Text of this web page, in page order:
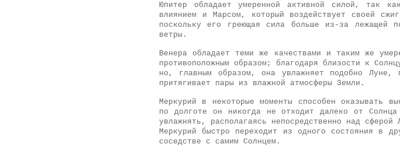
Юпитер обладает умеренной активной силой, так
влиянием и Марсом, который воздействует своей
поскольку его греющая сила больше из-за лежащей
ветры.
Венера обладает теми же качествами и таким же
противоположным образом; благодаря близости к
но, главным образом, она увлажняет подобно Луне,
притягивает пары из влажной атмосферы Земли.
Меркурий в некоторые моменты способен оказывать
по долготе он никогда не отходит далеко от
увлажнять, располагаясь непосредственно над
Меркурий быстро переходит из одного состояния в
соседстве с самим Солнцем.